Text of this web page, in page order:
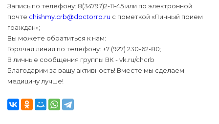
Запись по телефону: 8(34797)2-11-45 или по электронной
почте chishmy.crb@doctorrb.ru с пометкой «Личный прием
граждан»;
Вы можете обратиться к нам:
Горячая линия по телефону: +7 (927) 230-62-80;
В личные сообщения группы ВК - vk.ru/chcrb
Благодарим за вашу активность! Вместе мы сделаем
медицину лучше!